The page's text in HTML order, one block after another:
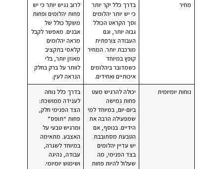
מחיר
בדרך כלל יקר יותר
כי יש יותר יהלומים
וסך הקראט הכולל
גבוה יותר, וגם
העבודה צורפתית
מורכבת יותר. המחיר
קופץ במיוחד
כשמדובר ביהלומים
איכותיים ואחידים.
לרוב נגיש יותר כי יש
פחות יהלומים ופחות
משקל כולל של
אבנים. מאפשר לקבל
מראה יהלומים
קלאסי בתקציב
מאוזן יותר, בלי
לוותר על ברק בחלק
הנראה לעין.
נוחות יומיומית
יכולה להרגיש מעט
פחות גמישה
ביום-יום, במיוחד למי
שמפעילה הרבה את
הידיים. בנוסף, אם
הטבעת מסתובבת
יש עדיין יהלומים
בצד הפנימי, מה
שעלול להיות פחות
בדרך כלל נוחה
לענידה ממושכת:
הצד הפנימי חלק,
פחות “תופס”
ומרגיש טבעי על
האצבע. מתאימה
במיוחד לשגרה,
עבודה, נהיגה
ושימוש יומיומי.